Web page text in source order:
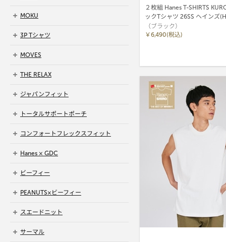
２枚組 Hanes T-SHIRTS
ックTシャツ 26SS ヘインズ
（ブラック）
￥6,490(税込)
MOKU
3P Tシャツ
MOVES
THE RELAX
ジャパンフィット
トータルサポートポーチ
コンフォートフレックスフィット
Hanes × GDC
ビーフィー
PEANUTS×ビーフィー
スエードニット
サーマル